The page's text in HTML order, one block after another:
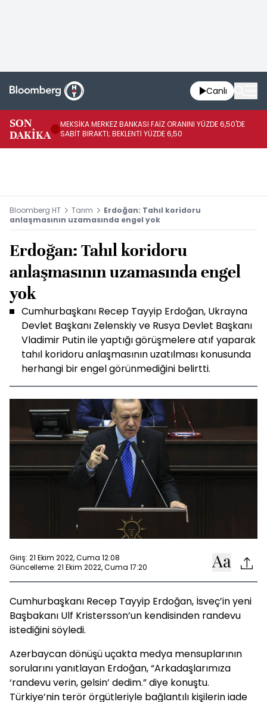
Canlı
SON
DAKİKA
MEKSİKA MERKEZ BANKASI FAİZ ORANINI YÜZDE 6,50'DE
SABİT BIRAKTI; BEKLENTİ YÜZDE 6,50
Bloomberg HT Tarım
Erdoğan: Tahıl koridoru
anlaşmasının uzamasında engel yok
Erdoğan: Tahıl koridoru
anlaşmasının uzamasında engel
yok
Cumhurbaşkanı Recep Tayyip Erdoğan, Ukrayna
Devlet Başkanı Zelenskiy ve Rusya Devlet Başkanı
Vladimir Putin ile yaptığı görüşmelere atıf yaparak
tahıl koridoru anlaşmasının uzatılması konusunda
herhangi bir engel görünmediğini belirtti.
Giriş: 21 Ekim 2022, Cuma 12:08
Güncelleme: 21 Ekim 2022, Cuma 17:20
Cumhurbaşkanı Recep Tayyip Erdoğan, İsveç’in yeni
Başbakanı Ulf Kristersson’un kendisinden randevu
istediğini söyledi.
Azerbaycan dönüşü uçakta medya mensuplarının
sorularını yanıtlayan Erdoğan, “Arkadaşlarımıza
‘randevu verin, gelsin’ dedim.” diye konuştu.
Türkiye’nin terör örgütleriyle bağlantılı kişilerin iade